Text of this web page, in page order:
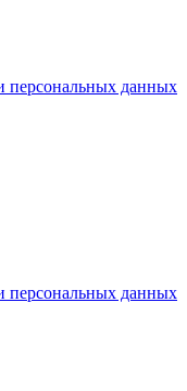
персональных данных
персональных данных